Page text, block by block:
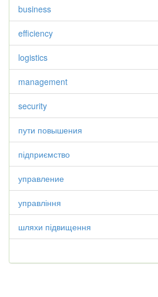
business
efficiency
logistics
management
security
пути повышения
підприємство
управление
управління
шляхи підвищення